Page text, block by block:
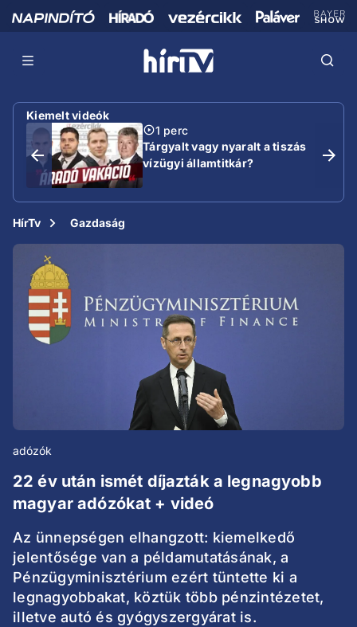
Kiemelt videók
1 perc
Tárgyalt vagy nyaralt a tiszás
vízügyi államtitkár?
HírTv Gazdaság
adózók
22 év után ismét díjazták a legnagyobb
magyar adózókat + videó
Az ünnepségen elhangzott: kiemelkedő
jelentősége van a példamutatásának, a
Pénzügyminisztérium ezért tüntette ki a
legnagyobbakat, köztük több pénzintézetet,
illetve autó és gyógyszergyárat is.